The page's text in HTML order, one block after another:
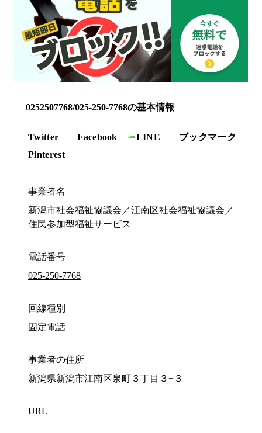
0252507768/025-250-7768の基本情報
Twitter Facebook LINE
ブックマーク
Pinterest
事業者名
新潟市社会福祉協議会／江南区社会福祉協議会／
住民参加型福祉サービス
電話番号
025-250-7768
回線種別
固定電話
事業者の住所
新潟県新潟市江南区泉町３丁目３−３
URL